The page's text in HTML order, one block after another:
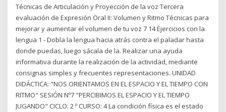
Técnicas de Articulación y Proyección de la voz Tercera
evaluación de Expresión Oral II: Volumen y Ritmo Técnicas para
mejorar y aumentar el volumen de tu voz 7 14 Ejercicios con la
lengua 1 - Dobla la lengua hacia atrás contra el paladar hasta
donde puedas, luego sácala de la. Realizar una ayuda
informativa durante la realización de la actividad, mediante
consignas simples y frecuentes representaciones. UNIDAD
DIDÁCTICA: "NOS ORIENTAMOS EN EL ESPACIO Y EL TIEMPO CON
RITMO" SESIÓN Nº7 "PERCIBIMOS EL ESPACIO Y EL TIEMPO
JUGANDO" CICLO: 2 º CURSO: 4 La condición física es el estado